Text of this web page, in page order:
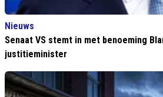
Nieuws
Senaat VS stemt in met benoeming
justitieminister